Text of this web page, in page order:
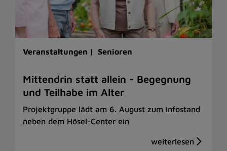
Veranstaltungen | Senioren
Mittendrin statt allein - Begegnung
und Teilhabe im Alter
Projektgruppe lädt am 6. August zum Infostand
neben dem Hösel-Center ein